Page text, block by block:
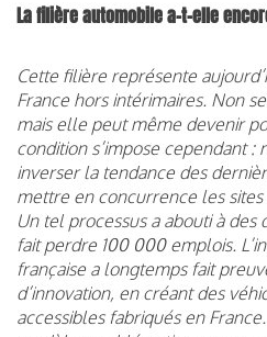
La filière automobile a-t-elle
Cette filière représente
France hors intérimaires. Non
mais elle peut même devenir
condition s’impose cependant :
inverser la tendance des
mettre en concurrence les
Un tel processus a abouti à
fait perdre 100 000 emplois.
française a longtemps fait
d’innovation, en créant des
accessibles fabriqués en